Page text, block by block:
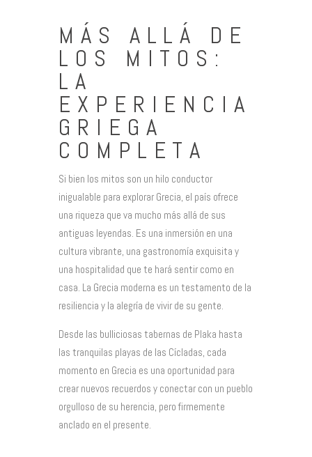
MÁS ALLÁ DE
LOS MITOS:
LA
EXPERIENCIA
GRIEGA
COMPLETA
Si bien los mitos son un hilo conductor
inigualable para explorar Grecia, el país ofrece
una riqueza que va mucho más allá de sus
antiguas leyendas. Es una inmersión en una
cultura vibrante, una gastronomía exquisita y
una hospitalidad que te hará sentir como en
casa. La Grecia moderna es un testamento de la
resiliencia y la alegría de vivir de su gente.
Desde las bulliciosas tabernas de Plaka hasta
las tranquilas playas de las Cícladas, cada
momento en Grecia es una oportunidad para
crear nuevos recuerdos y conectar con un pueblo
orgulloso de su herencia, pero firmemente
anclado en el presente.